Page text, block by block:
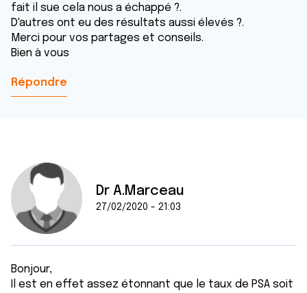
fait il sue cela nous a échappé ?.
D'autres ont eu des résultats aussi élevés ?.
Merci pour vos partages et conseils.
Bien à vous
Répondre
Dr A.Marceau
27/02/2020 - 21:03
Bonjour,
Il est en effet assez étonnant que le taux de PSA soit